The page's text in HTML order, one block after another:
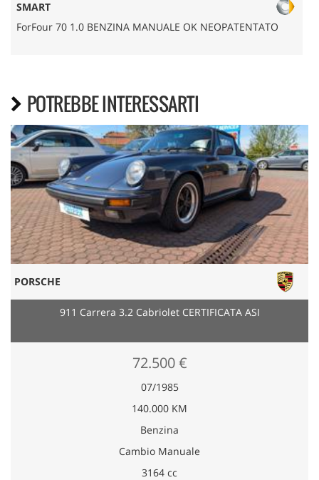
SMART
ForFour 70 1.0 BENZINA MANUALE OK NEOPATENTATO
POTREBBE INTERESSARTI
PORSCHE
911 Carrera 3.2 Cabriolet CERTIFICATA ASI
72.500 €
07/1985
140.000 KM
Benzina
Cambio Manuale
3164 cc